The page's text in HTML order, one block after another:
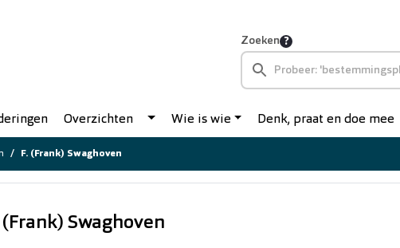
Zoeken
Overzichten Wie is wie Denk, praat en doe mee
F. (Frank) Swaghoven
(Frank) Swaghoven